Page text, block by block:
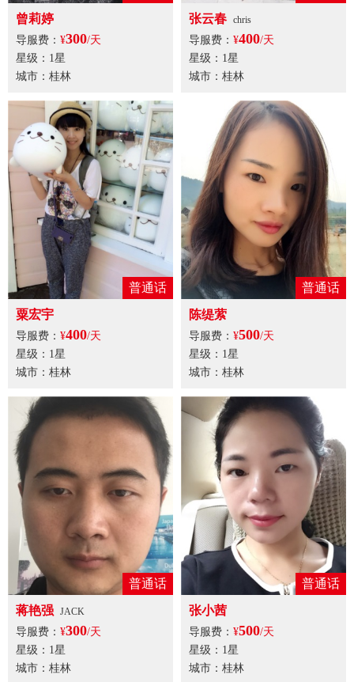
曾莉婷
导服费： ¥300/天
星级：1星
城市：桂林
张云春 chris
导服费： ¥400/天
星级：1星
城市：桂林
普通话
粟宏宇
导服费： ¥400/天
星级：1星
城市：桂林
普通话
陈缇萦
导服费： ¥500/天
星级：1星
城市：桂林
普通话
蒋艳强 JACK
导服费： ¥300/天
星级：1星
城市：桂林
普通话
张小茜
导服费： ¥500/天
星级：1星
城市：桂林